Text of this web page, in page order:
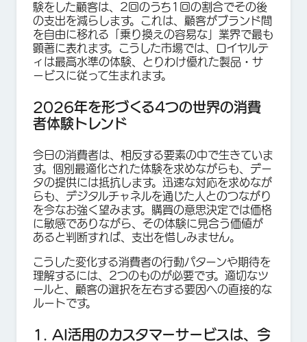
験をした顧客は、2回のうち1回の割合でその後
の支出を減らします。これは、顧客がブランド間
を自由に移れる「乗り換えの容易な」業界で最も
顕著に表れます。こうした市場では、ロイヤルテ
ィは最高水準の体験、とりわけ優れた製品・サ
ービスに従って生まれます。
2026年を形づくる4つの世界の消費
者体験トレンド
今日の消費者は、相反する要素の中で生きていま
す。個別最適化された体験を求めながらも、デー
タの提供には抵抗します。迅速な対応を求めなが
らも、デジタルチャネルを通じた人とのつながり
を今なお強く望みます。購買の意思決定では価格
に敏感でありながら、その体験に見合う価値が
あると判断すれば、支出を惜しみません。
こうした変化する消費者の行動パターンや期待を
理解するには、2つのものが必要です。適切なツ
ールと、顧客の選択を左右する要因への直接的な
ルートです。
1. AI活用のカスタマーサービスは、今